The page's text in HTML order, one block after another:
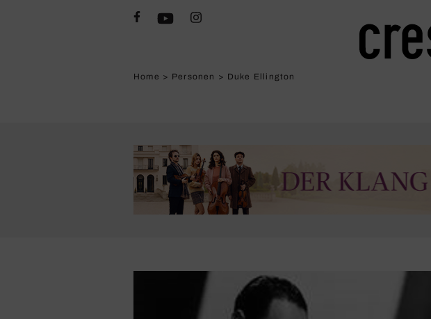
Home > Personen > Duke Ellington